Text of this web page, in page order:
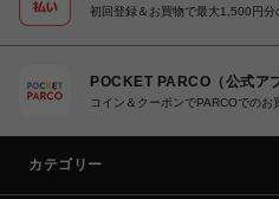
初回登録＆お買物で最大1,500円分
POCKET PARCO（公式ア
コイン＆クーポンでPARCOでのお
カテゴリー